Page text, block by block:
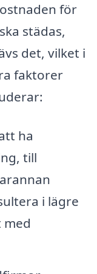
för
städas,
det, vilket i
faktorer
ha
till
i lägre